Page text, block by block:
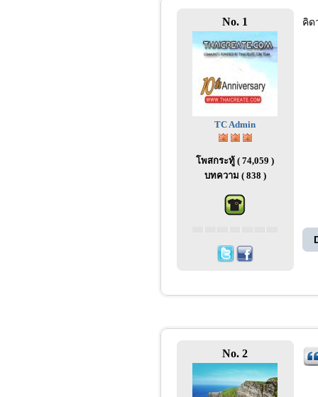
No. 1
TC Admin
โพสกระทู้ ( 74,059 )
บทความ ( 838 )
คิด
No. 2